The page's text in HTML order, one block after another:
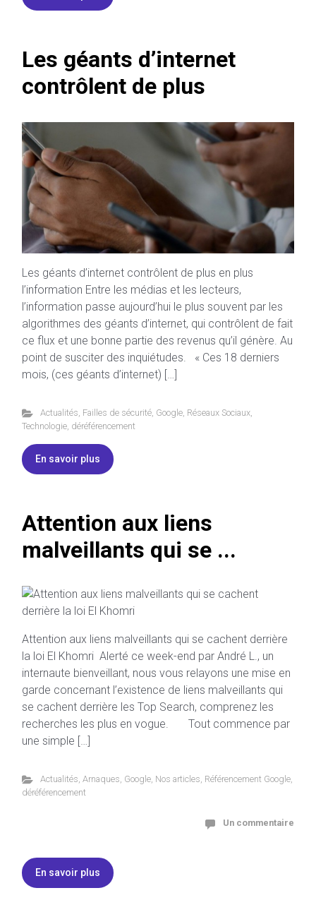
Les géants d’internet
contrôlent de plus
Les géants d’internet contrôlent de plus en plus
l’information Entre les médias et les lecteurs,
l’information passe aujourd’hui le plus souvent par les
algorithmes des géants d’internet, qui contrôlent de fait
ce flux et une bonne partie des revenus qu’il génère. Au
point de susciter des inquiétudes. « Ces 18 derniers
mois, (ces géants d’internet) […]
Actualités Failles de sécurité, Google, Réseaux Sociaux,
Technologie déréférencement
En savoir plus
Attention aux liens
malveillants qui se ...
Attention aux liens malveillants qui se cachent derrière
la loi El Khomri Alerté ce week-end par André L., un
internaute bienveillant, nous vous relayons une mise en
garde concernant l’existence de liens malveillants qui
se cachent derrière les Top Search, comprenez les
recherches les plus en vogue. Tout commence par
une simple […]
Actualités Arnaques Google, Nos articles Référencement Google,
déréférencement
Un commentaire
En savoir plus